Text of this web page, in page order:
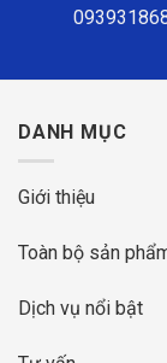
DANH MỤC
Giới thiệu
Toàn bộ sản
Dịch vụ nổi bật